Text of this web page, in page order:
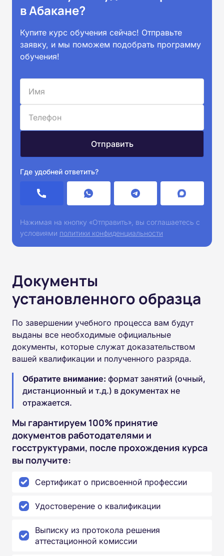
в Абакане?
Купите курс обучения сейчас! Отправьте
заявку, и мы поможем подобрать программу
обучения!
Где удобней ответить?
Нажимая на кнопку «Отправить», вы соглашаетесь с
условиями политики конфиденциальности
Документы
установленного образца
По завершении учебного процесса вам будут
выданы все необходимые официальные
документы, которые служат доказательством
вашей квалификации и полученного разряда.
Обратите внимание: формат занятий (очный,
дистанционный и т.д.) в документах не
отражается.
Мы гарантируем 100% принятие
документов работодателями и
госструктурами, после прохождения курса
вы получите:
Сертификат о присвоенной профессии
Удостоверение о квалификации
Выписку из протокола решения
аттестационной комиссии